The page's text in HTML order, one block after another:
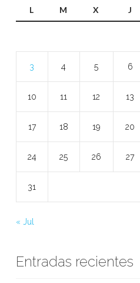
L M X J
3 4 5 6
10 11 12 13
17 18 19 20
24 25 26 27
31
« Jul
Entradas recientes